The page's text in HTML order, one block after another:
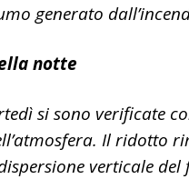
generato
notte
si sono verificate
Il ridotto
verticale del